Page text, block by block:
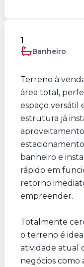
1
Banheiro
Terreno à
área total,
espaço versátil
estrutura já
banheiro e
rápido em
retorno
empreender.
Totalmente
o terreno é
atividade atual
negócios como